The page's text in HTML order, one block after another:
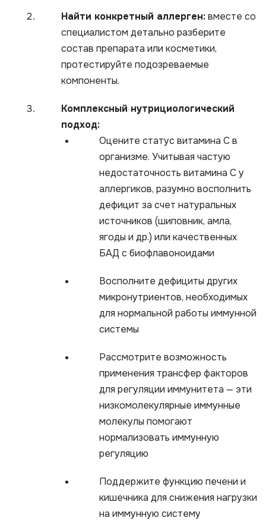
Найти конкретный аллерген:вместе со
специалистом детально разберите
состав препарата или косметики,
протестируйте подозреваемые
компоненты.
Комплексный нутрициологический
подход:
Оцените статус витамина С в
организме. Учитывая частую
недостаточность витамина С у
аллергиков, разумно восполнить
дефицит за счет натуральных
источников (шиповник, амла,
ягоды и др.) или качественных
БАД с биофлавоноидами
Восполните дефициты других
микронутриентов, необходимых
для нормальной работы иммунной
системы
Рассмотрите возможность
применения трансфер факторов
для регуляции иммунитета — эти
низкомолекулярные иммунные
молекулы помогают
нормализовать иммунную
регуляцию
Поддержите функцию печени и
кишечника для снижения нагрузки
на иммунную систему